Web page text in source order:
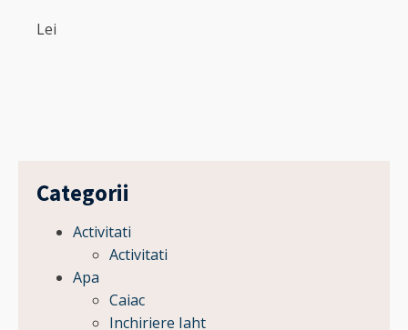
Lei
Categorii
Activitati
Activitati
Apa
Caiac
Inchiriere Iaht